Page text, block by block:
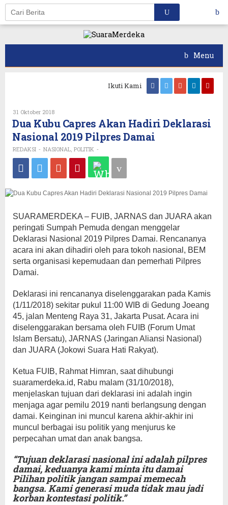
Skip
content
Menu
Ikuti Kami
31 Oktober 2018Oleh
REDAKSI
Dua Kubu Capres Akan Hadiri Deklarasi
Nasional 2019 Pilpres Damai
REDAKSI - NASIONAL POLITIK -
SUARAMERDEKA – FUIB, JARNAS dan JUARA akan
peringati Sumpah Pemuda dengan menggelar
Deklarasi Nasional 2019 Pilpres Damai. Rencananya
acara ini akan dihadiri oleh para tokoh nasional, BEM
serta organisasi kepemudaan dan pemerhati Pilpres
Damai.
Deklarasi ini rencananya diselenggarakan pada Kamis
(1/11/2018) sekitar pukul 11:00 WIB di Gedung Joeang
45, jalan Menteng Raya 31, Jakarta Pusat. Acara ini
diselenggarakan bersama oleh FUIB (Forum Umat
Islam Bersatu), JARNAS (Jaringan Aliansi Nasional)
dan JUARA (Jokowi Suara Hati Rakyat).
Ketua FUIB, Rahmat Himran, saat dihubungi
suaramerdeka.id, Rabu malam (31/10/2018),
menjelaskan tujuan dari deklarasi ini adalah ingin
menjaga agar pemilu 2019 nanti berlangsung dengan
damai. Keinginan ini muncul karena akhir-akhir ini
muncul berbagai isu politik yang menjurus ke
perpecahan umat dan anak bangsa.
“Tujuan deklarasi nasional ini adalah pilpres
damai, keduanya kami minta itu damai
Pilihan politik jangan sampai memecah
bangsa. Kami generasi muda tidak mau jadi
korban kontestasi politik.”